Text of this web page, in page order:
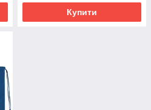
Купити